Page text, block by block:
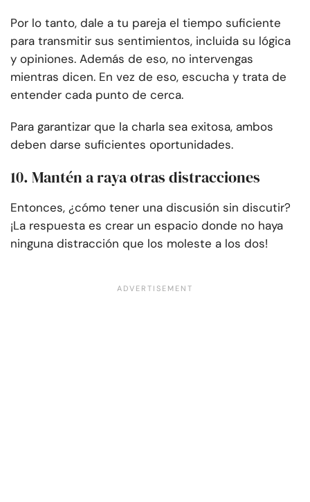
Por lo tanto, dale a tu pareja el tiempo suficiente
para transmitir sus sentimientos, incluida su lógica
y opiniones. Además de eso, no intervengas
mientras dicen. En vez de eso, escucha y trata de
entender cada punto de cerca.
Para garantizar que la charla sea exitosa, ambos
deben darse suficientes oportunidades.
10. Mantén a raya otras distracciones
Entonces, ¿cómo tener una discusión sin discutir?
¡La respuesta es crear un espacio donde no haya
ninguna distracción que los moleste a los dos!